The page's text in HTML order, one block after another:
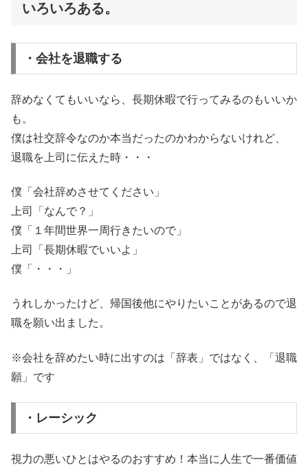
いろいろある。
・会社を退職する
辞めなくてもいいなら、長期休暇で行ってみるのもいいか
も。
僕は社交辞令なのか本当だったのかわからないけれど、
退職を上司に伝えた時・・・
僕「会社辞めさせてください」
上司「なんで？」
僕「１年間世界一周行きたいので」
上司「長期休暇でいいよ」
僕「・・・」
うれしかったけど、帰国後他にやりたいことがあるので退
職を願い出ました。
※会社を辞めたい時に出すのは「辞表」ではなく、「退職
願」です
・レーシック
視力の悪いひとはやるのおすすめ！本当に人生で一番価値